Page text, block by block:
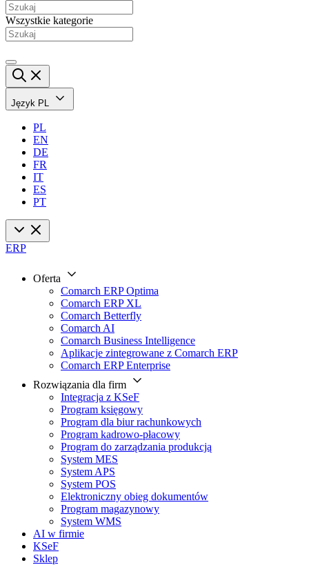
Wszystkie kategorie
Język PL
PL
EN
DE
FR
IT
ES
PT
ERP
Oferta
Comarch ERP Optima
Comarch ERP XL
Comarch Betterfly
Comarch AI
Comarch Business Intelligence
Aplikacje zintegrowane z Comarch ERP
Comarch ERP Enterprise
Rozwiązania dla firm
Integracja z KSeF
Program księgowy
Program dla biur rachunkowych
Program kadrowo-płacowy
Program do zarządzania produkcją
System MES
System APS
System POS
Elektroniczny obieg dokumentów
Program magazynowy
System WMS
AI w firmie
KSeF
Sklep